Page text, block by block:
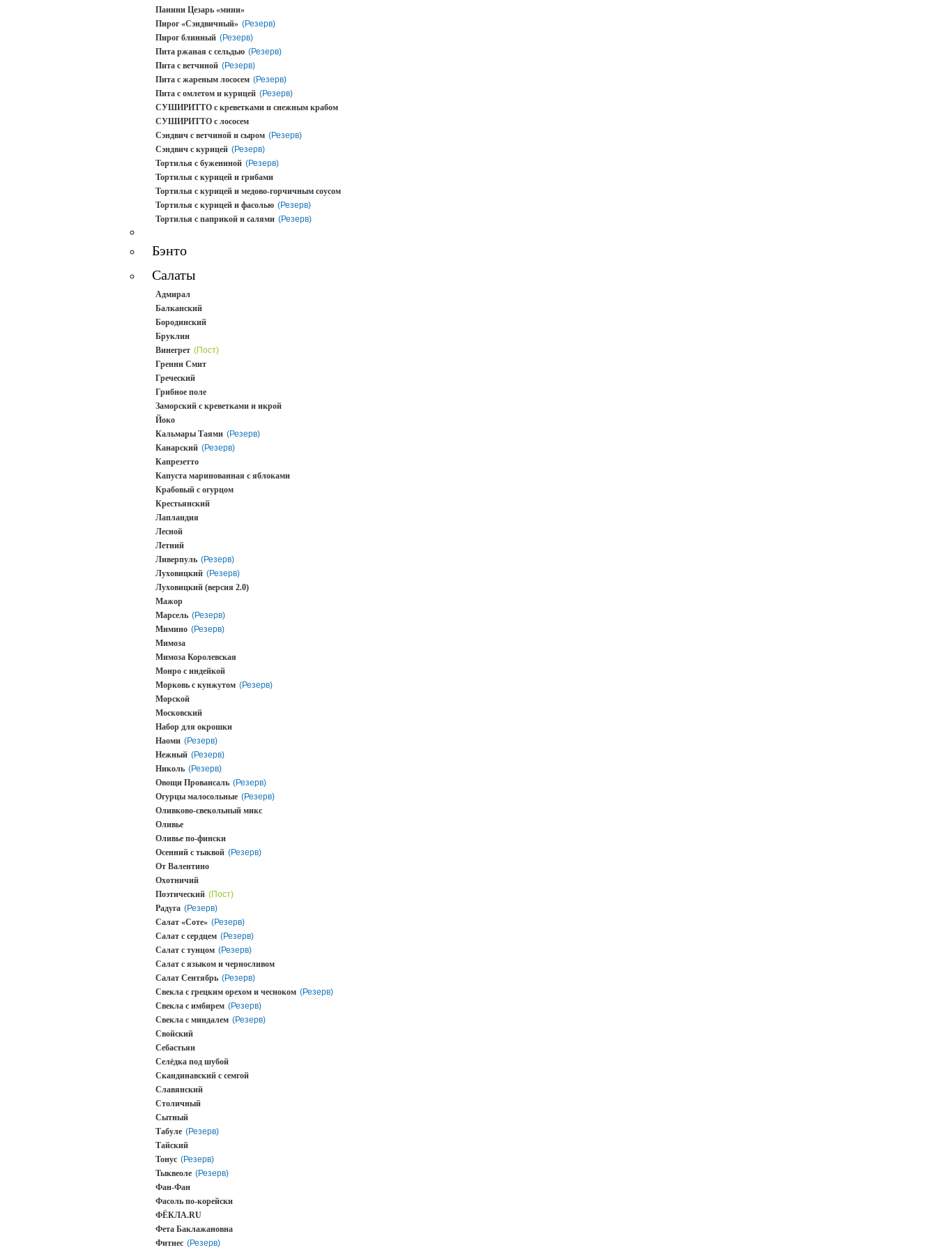
Панини Цезарь «мини»
Пирог «Сэндвичный» (Резерв)
Пирог блинный (Резерв)
Пита ржаная с сельдью (Резерв)
Пита с ветчиной (Резерв)
Пита с жареным лососем (Резерв)
Пита с омлетом и курицей (Резерв)
СУШИРИТТО с креветками и снежным крабом
СУШИРИТТО с лососем
Сэндвич с ветчиной и сыром (Резерв)
Сэндвич с курицей (Резерв)
Тортилья с бужениной (Резерв)
Тортилья с курицей и грибами
Тортилья с курицей и медово-горчичным соусом
Тортилья с курицей и фасолью (Резерв)
Тортилья с паприкой и салями (Резерв)
Бэнто
Салаты
Адмирал
Балканский
Бородинский
Бруклин
Винегрет (Пост)
Гренни Смит
Греческий
Грибное поле
Заморский с креветками и икрой
Йоко
Кальмары Таями (Резерв)
Канарский (Резерв)
Капрезетто
Капуста маринованная с яблоками
Крабовый с огурцом
Крестьянский
Лапландия
Лесной
Летний
Ливерпуль (Резерв)
Луховицкий (Резерв)
Луховицкий (версия 2.0)
Мажор
Марсель (Резерв)
Мимино (Резерв)
Мимоза
Мимоза Королевская
Монро с индейкой
Морковь с кунжутом (Резерв)
Морской
Московский
Набор для окрошки
Наоми (Резерв)
Нежный (Резерв)
Николь (Резерв)
Овощи Провансаль (Резерв)
Огурцы малосольные (Резерв)
Оливково-свекольный микс
Оливье
Оливье по-фински
Осенний с тыквой (Резерв)
От Валентино
Охотничий
Поэтический (Пост)
Радуга (Резерв)
Салат «Соте» (Резерв)
Салат с сердцем (Резерв)
Салат с тунцом (Резерв)
Салат с языком и черносливом
Салат Сентябрь (Резерв)
Свекла с грецким орехом и чесноком (Резерв)
Свекла с имбирем (Резерв)
Свекла с миндалем (Резерв)
Свойский
Себастьян
Селёдка под шубой
Скандинавский с семгой
Славянский
Столичный
Сытный
Табуле (Резерв)
Тайский
Тонус (Резерв)
Тыквеоле (Резерв)
Фан-Фан
Фасоль по-корейски
ФЁКЛА.RU
Фета Баклажановна
Фитнес (Резерв)